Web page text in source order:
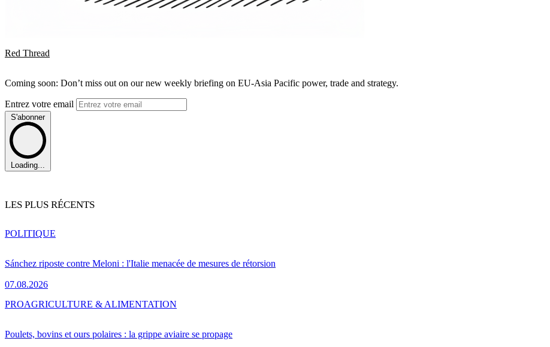
Red Thread
Coming soon: Don’t miss out on our new weekly briefing on EU-Asia Pacific power, trade and strategy.
Entrez votre email
S'abonner
Loading...
LES PLUS RÉCENTS
Sánchez riposte contre Meloni : l'Italie menacée de mesures de rétorsion
07.08.2026
POLITIQUE
Poulets, bovins et ours polaires : la grippe aviaire se propage
PROAGRICULTURE & ALIMENTATION